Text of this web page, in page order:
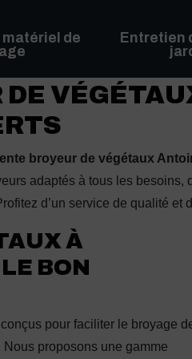
matériel de
Entretien
broyeur de végétaux
adaptés à tous les
d’un service de qualité
À
BON
pour faciliter le broyage
proposons une gamme